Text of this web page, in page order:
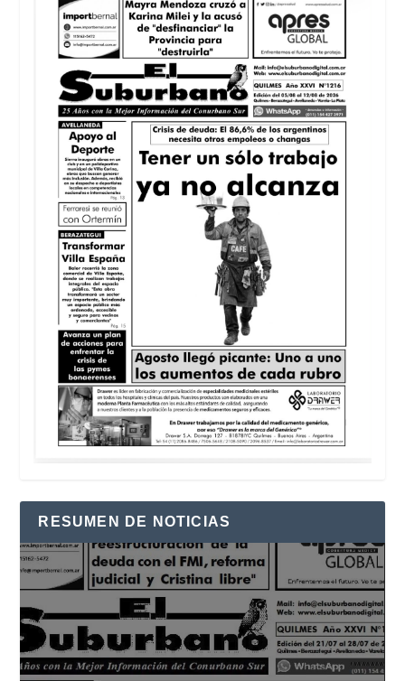
RESUMEN DE NOTICIAS
Reproductor
de
vídeo